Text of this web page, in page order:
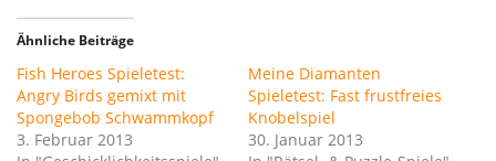
Ähnliche Beiträge
Fish Heroes Spieletest:
Angry Birds gemixt mit
Spongebob Schwammkopf
3. Februar 2013
Meine Diamanten
Spieletest: Fast frustfreies
Knobelspiel
30. Januar 2013